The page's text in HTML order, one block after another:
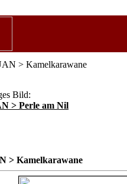
> Kamelkarawane
Bild:
> Perle am Nil
> Kamelkarawane